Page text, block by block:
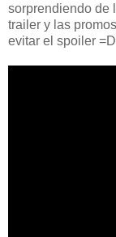
sorprendiendo de
trailer y las
evitar el spoiler =D